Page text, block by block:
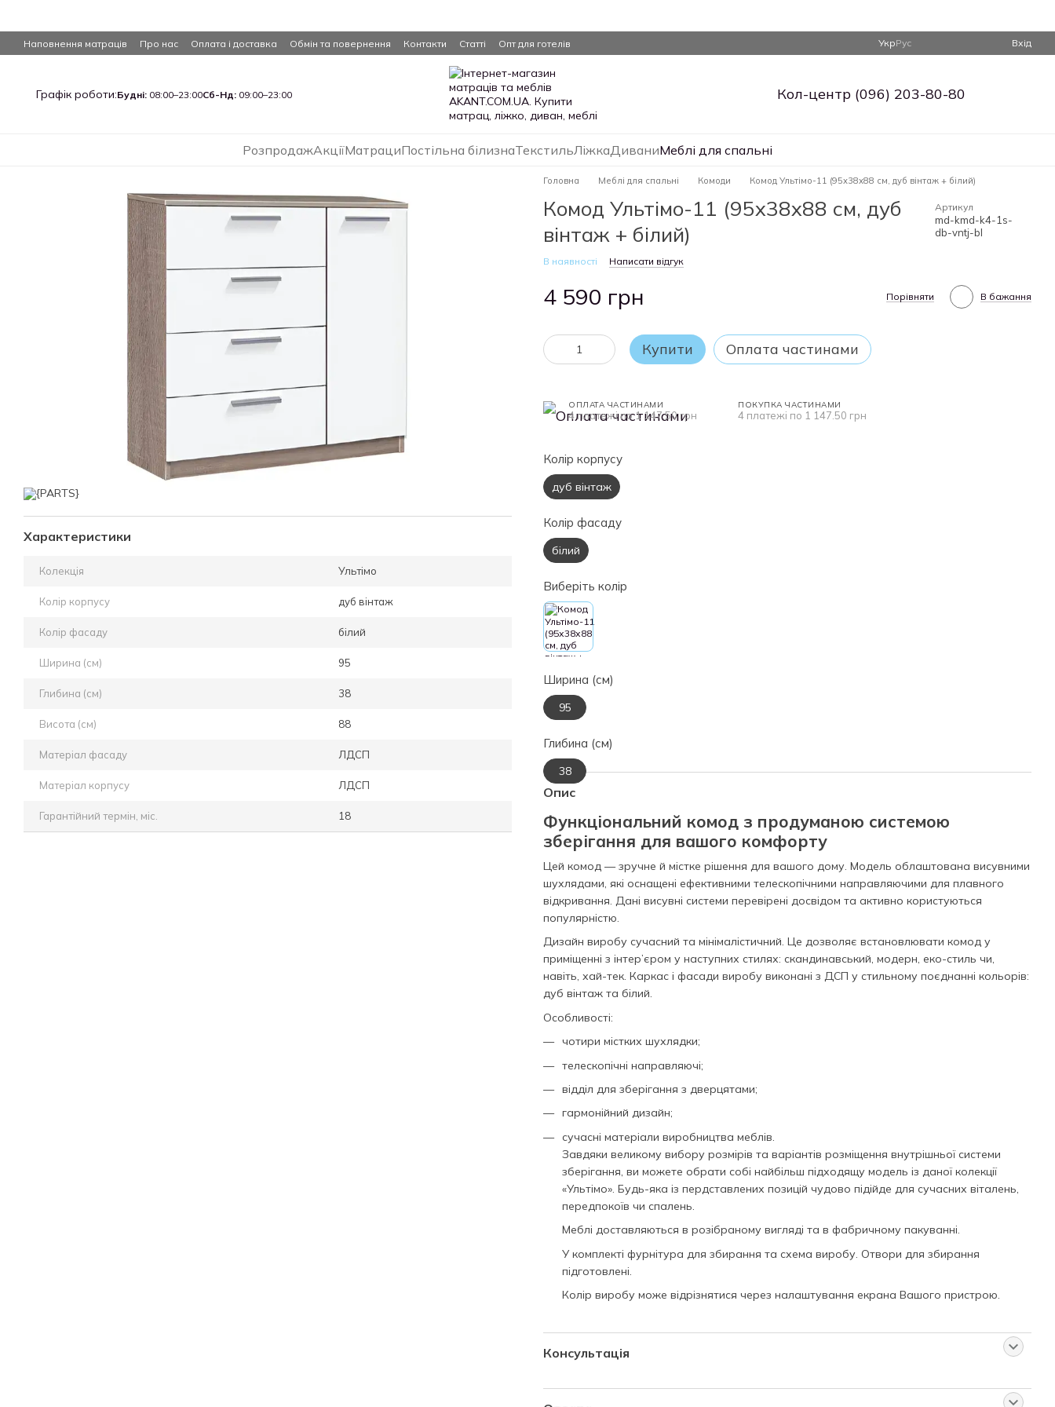
Наповнення матраців Про нас Оплата і доставка Обмін та повернення Контакти Статті Опт для готелів УкрРус Вхід
Графік роботи:Будні: 08:00–23:00Сб-Нд: 09:00–23:00 Кол-центр (096) 203-80-80
РозпродажАкціїМатрациПостільна білизнаТекстильЛіжкаДиваниМеблі для спальні
Характеристики
Колекція Ультімо
Колір корпусу дуб вінтаж
Колір фасаду білий
Ширина (см) 95
Глибина (см) 38
Висота (см) 88
Матеріал фасаду ЛДСП
Матеріал корпусу ЛДСП
Гарантійний термін, міс. 18
Головна Меблі для спальні Комоди Комод Ультімо-11 (95х38х88 см, дуб вінтаж + білий)
Комод Ультімо-11 (95х38х88 см, дуб
вінтаж + білий)
Артикул
md-kmd-k4-1s-
db-vntj-bl
В наявності Написати відгук
4 590 грн Порівняти В бажання
Купити Оплата частинами
ОПЛАТА ЧАСТИНАМИ
4 платежі по 1 147.50 грн
ПОКУПКА ЧАСТИНАМИ
4 платежі по 1 147.50 грн
Колір корпусу
дуб вінтаж
Колір фасаду
білий
Виберіть колір
Ширина (см)
95
Глибина (см)
38
Опис
Функціональний комод з продуманою системою
зберігання для вашого комфорту
Цей комод — зручне й містке рішення для вашого дому. Модель облаштована висувними
шухлядами, які оснащені ефективними телескопічними направляючими для плавного
відкривання. Дані висувні системи перевірені досвідом та активно користуються
популярністю.
Дизайн виробу сучасний та мінімалістичний. Це дозволяє встановлювати комод у
приміщенні з інтер’єром у наступних стилях: скандинавський, модерн, еко-стиль чи,
навіть, хай-тек. Каркас і фасади виробу виконані з ДСП у стильному поєднанні кольорів:
дуб вінтаж та білий.
Особливості:
чотири містких шухлядки;
телескопічні направляючі;
відділ для зберігання з дверцятами;
гармонійний дизайн;
сучасні матеріали виробництва меблів.
Завдяки великому вибору розмірів та варіантів розміщення внутрішньої системи
зберігання, ви можете обрати собі найбільш підходящу модель із даної колекції
«Ультімо». Будь-яка із пердставлених позицій чудово підійде для сучасних віталень,
передпокоїв чи спалень.
Меблі доставляються в розібраному вигляді та в фабричному пакуванні.
У комплекті фурнітура для збирання та схема виробу. Отвори для збирання
підготовлені.
Колір виробу може відрізнятися через налаштування екрана Вашого пристрою.
Консультація